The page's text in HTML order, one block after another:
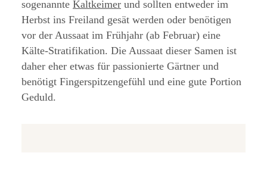
sogenannte Kaltkeimer und sollten entweder im
Herbst ins Freiland gesät werden oder benötigen
vor der Aussaat im Frühjahr (ab Februar) eine
Kälte-Stratifikation. Die Aussaat dieser Samen ist
daher eher etwas für passionierte Gärtner und
benötigt Fingerspitzengefühl und eine gute Portion
Geduld.